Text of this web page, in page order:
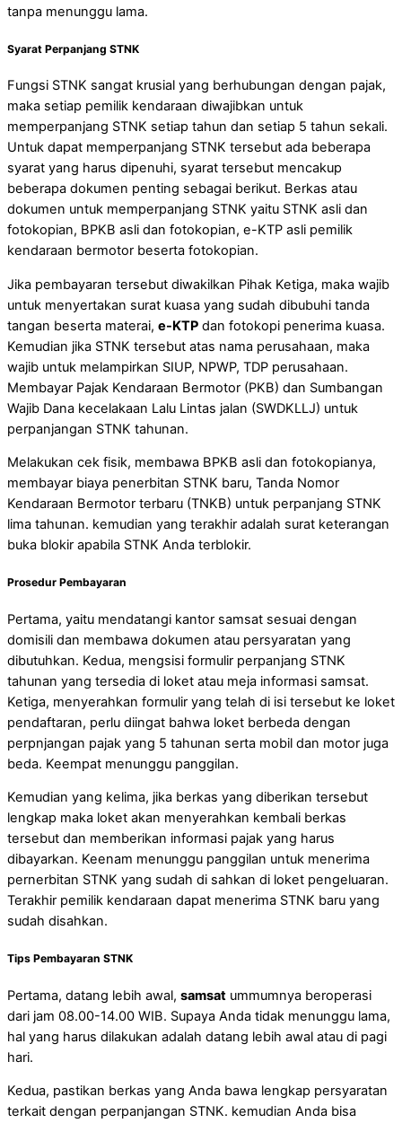
tanpa menunggu lama.
Syarat Perpanjang STNK
Fungsi STNK sangat krusial yang berhubungan dengan pajak,
maka setiap pemilik kendaraan diwajibkan untuk
memperpanjang STNK setiap tahun dan setiap 5 tahun sekali.
Untuk dapat memperpanjang STNK tersebut ada beberapa
syarat yang harus dipenuhi, syarat tersebut mencakup
beberapa dokumen penting sebagai berikut. Berkas atau
dokumen untuk memperpanjang STNK yaitu STNK asli dan
fotokopian, BPKB asli dan fotokopian, e-KTP asli pemilik
kendaraan bermotor beserta fotokopian.
Jika pembayaran tersebut diwakilkan Pihak Ketiga, maka wajib
untuk menyertakan surat kuasa yang sudah dibubuhi tanda
tangan beserta materai, e-KTP dan fotokopi penerima kuasa.
Kemudian jika STNK tersebut atas nama perusahaan, maka
wajib untuk melampirkan SIUP, NPWP, TDP perusahaan.
Membayar Pajak Kendaraan Bermotor (PKB) dan Sumbangan
Wajib Dana kecelakaan Lalu Lintas jalan (SWDKLLJ) untuk
perpanjangan STNK tahunan.
Melakukan cek fisik, membawa BPKB asli dan fotokopianya,
membayar biaya penerbitan STNK baru, Tanda Nomor
Kendaraan Bermotor terbaru (TNKB) untuk perpanjang STNK
lima tahunan. kemudian yang terakhir adalah surat keterangan
buka blokir apabila STNK Anda terblokir.
Prosedur Pembayaran
Pertama, yaitu mendatangi kantor samsat sesuai dengan
domisili dan membawa dokumen atau persyaratan yang
dibutuhkan. Kedua, mengsisi formulir perpanjang STNK
tahunan yang tersedia di loket atau meja informasi samsat.
Ketiga, menyerahkan formulir yang telah di isi tersebut ke loket
pendaftaran, perlu diingat bahwa loket berbeda dengan
perpnjangan pajak yang 5 tahunan serta mobil dan motor juga
beda. Keempat menunggu panggilan.
Kemudian yang kelima, jika berkas yang diberikan tersebut
lengkap maka loket akan menyerahkan kembali berkas
tersebut dan memberikan informasi pajak yang harus
dibayarkan. Keenam menunggu panggilan untuk menerima
pernerbitan STNK yang sudah di sahkan di loket pengeluaran.
Terakhir pemilik kendaraan dapat menerima STNK baru yang
sudah disahkan.
Tips Pembayaran STNK
Pertama, datang lebih awal, samsat ummumnya beroperasi
dari jam 08.00-14.00 WIB. Supaya Anda tidak menunggu lama,
hal yang harus dilakukan adalah datang lebih awal atau di pagi
hari.
Kedua, pastikan berkas yang Anda bawa lengkap persyaratan
terkait dengan perpanjangan STNK. kemudian Anda bisa